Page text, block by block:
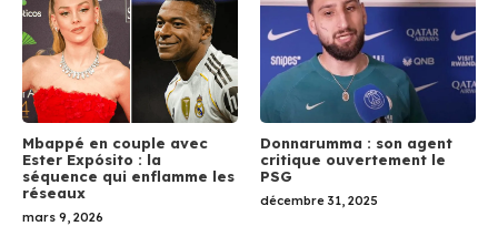
Mbappé en couple avec
Ester Expósito : la
séquence qui enflamme les
réseaux
mars 9, 2026
Donnarumma : son agent
critique ouvertement le
PSG
décembre 31, 2025